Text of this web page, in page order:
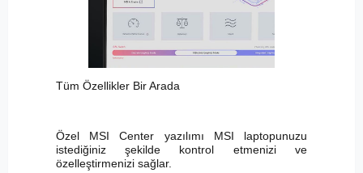
Tüm Özellikler Bir Arada
Özel MSI Center yazılımı MSI laptopunuzu
istediğiniz şekilde kontrol etmenizi ve
özelleştirmenizi sağlar.